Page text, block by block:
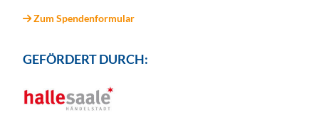
Zum Spendenformular
GEFÖRDERT DURCH: